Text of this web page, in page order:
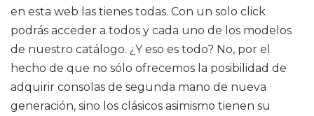
en esta web las tienes todas. Con un solo click
podrás acceder a todos y cada uno de los modelos
de nuestro catálogo. ¿Y eso es todo? No, por el
hecho de que no sólo ofrecemos la posibilidad de
adquirir consolas de segunda mano de nueva
generación, sino los clásicos asimismo tienen su